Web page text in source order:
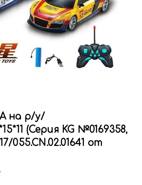
на р/у/
(Серия KG №0169358,
055.CN.02.01641 от